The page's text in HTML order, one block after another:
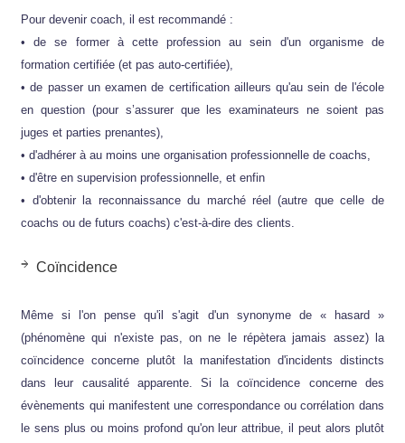
Pour devenir coach, il est recommandé :
• de se former à cette profession au sein d'un organisme de
formation certifiée (et pas auto-certifiée),
• de passer un examen de certification ailleurs qu'au sein de l'école
en question (pour s’assurer que les examinateurs ne soient pas
juges et parties prenantes),
• d'adhérer à au moins une organisation professionnelle de coachs,
• d'être en supervision professionnelle, et enfin
• d'obtenir la reconnaissance du marché réel (autre que celle de
coachs ou de futurs coachs) c'est-à-dire des clients.
Coïncidence
Même si l'on pense qu'il s'agit d'un synonyme de « hasard »
(phénomène qui n'existe pas, on ne le répètera jamais assez) la
coïncidence concerne plutôt la manifestation d'incidents distincts
dans leur causalité apparente. Si la coïncidence concerne des
évènements qui manifestent une correspondance ou corrélation dans
le sens plus ou moins profond qu'on leur attribue, il peut alors plutôt